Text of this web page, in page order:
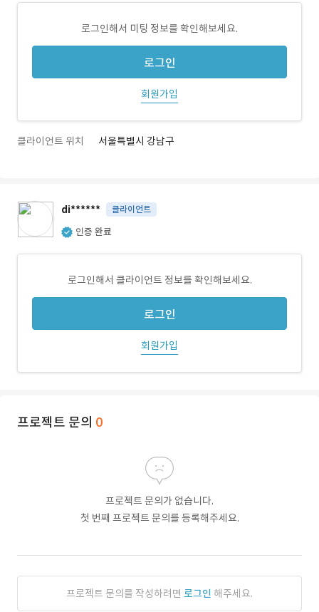
로그인해서 미팅 정보를 확인해보세요.
로그인
회원가입
클라이언트 위치 서울특별시 강남구
di****** 클라이언트
인증 완료
로그인해서 클라이언트 정보를 확인해보세요.
로그인
회원가입
프로젝트 문의 0
프로젝트 문의가 없습니다.
첫 번째 프로젝트 문의를 등록해주세요.
프로젝트 문의를 작성하려면 로그인 해주세요.